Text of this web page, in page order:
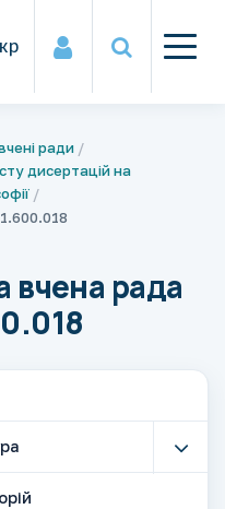
ради
дисертацій на
вчена рада